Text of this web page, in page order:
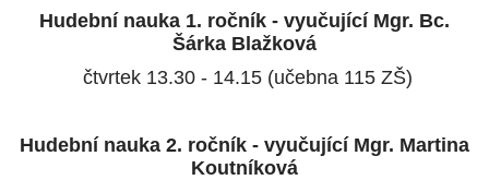
Hudební nauka 1. ročník - vyučující Mgr. Bc.
Šárka Blažková
čtvrtek 13.30 - 14.15 (učebna 115 ZŠ)
Hudební nauka 2. ročník - vyučující Mgr. Martina
Koutníková